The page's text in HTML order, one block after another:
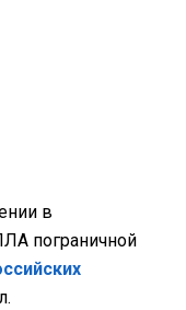
в
пограничной